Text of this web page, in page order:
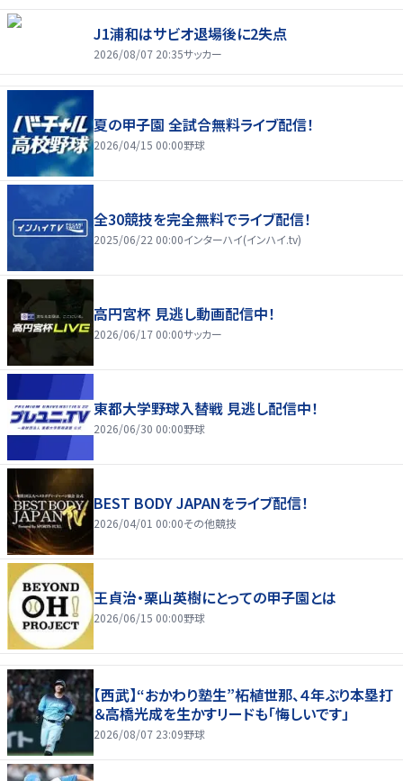
J1浦和はサビオ退場後に2失点
2026/08/07 20:35サッカー
夏の甲子園 全試合無料ライブ配信！
2026/04/15 00:00野球
全30競技を完全無料でライブ配信！
2025/06/22 00:00インターハイ(インハイ.tv)
高円宮杯 見逃し動画配信中！
2026/06/17 00:00サッカー
東都大学野球入替戦 見逃し配信中！
2026/06/30 00:00野球
BEST BODY JAPANをライブ配信！
2026/04/01 00:00その他競技
王貞治・栗山英樹にとっての甲子園とは
2026/06/15 00:00野球
【西武】“おかわり塾生”柘植世那、４年ぶり本塁打
＆高橋光成を生かすリードも「悔しいです」
2026/08/07 23:09野球